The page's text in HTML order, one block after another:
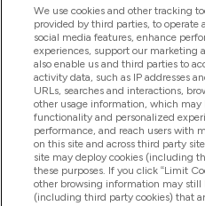
ヘルプ＆ガイド
商品について
会社概要
特典＆ポイント
We use cookies and other tracking
provided by third parties, to operate
social media features, enhance
experiences, support our marketing
also enable us and third parties to
activity data, such as IP addresses
URLs, searches and interactions,
other usage information, which may
functionality and personalized
performance, and reach users with
on this site and across third party
site may deploy cookies (including
these purposes. If you click “Limit
other browsing information may still
(including third party cookies) that